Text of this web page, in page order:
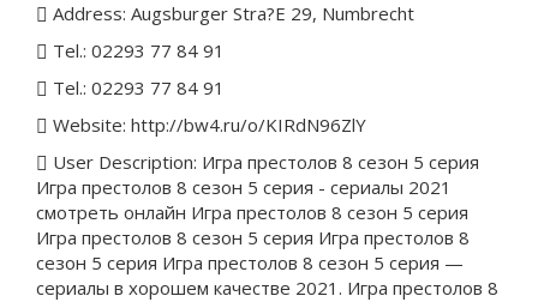
Address: Augsburger Stra?E 29, Numbrecht
Tel.: 02293 77 84 91
Tel.: 02293 77 84 91
Website: http://bw4.ru/o/KIRdN96ZlY
User Description: Игра престолов 8 сезон 5 серия
Игра престолов 8 сезон 5 серия - сериалы 2021
смотреть онлайн Игра престолов 8 сезон 5 серия
Игра престолов 8 сезон 5 серия Игра престолов 8
сезон 5 серия Игра престолов 8 сезон 5 серия —
сериалы в хорошем качестве 2021. Игра престолов 8